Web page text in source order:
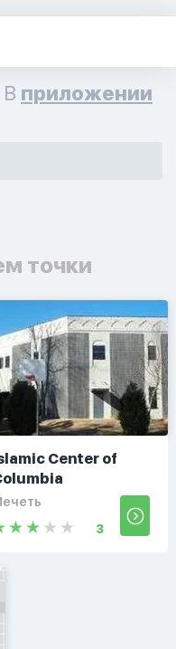
В приложении
точки
Center of
3